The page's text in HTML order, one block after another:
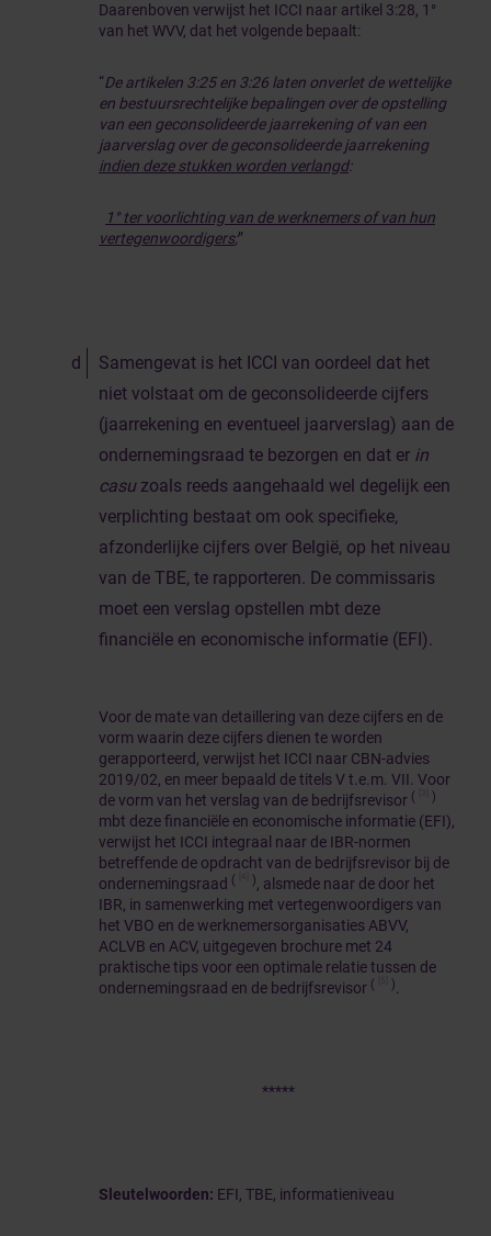
Daarenboven verwijst het ICCI naar artikel 3:28, 1°
van het WVV, dat het volgende bepaalt:
“De artikelen 3:25 en 3:26 laten onverlet de wettelijke
en bestuursrechtelijke bepalingen over de opstelling
van een geconsolideerde jaarrekening of van een
jaarverslag over de geconsolideerde jaarrekening
indien deze stukken worden verlangd:
1° ter voorlichting van de werknemers of van hun
vertegenwoordigers;”
Samengevat is het ICCI van oordeel dat het
niet volstaat om de geconsolideerde cijfers
(jaarrekening en eventueel jaarverslag) aan de
ondernemingsraad te bezorgen en dat er in
casuzoals reeds aangehaald wel degelijk een
verplichting bestaat om ook specifieke,
afzonderlijke cijfers over België, op het niveau
van de TBE, te rapporteren. De commissaris
moet een verslag opstellen mbt deze
financiële en economische informatie (EFI).
Voor de mate van detaillering van deze cijfers en de
vorm waarin deze cijfers dienen te worden
gerapporteerd, verwijst het ICCI naar CBN-advies
2019/02, en meer bepaald de titels V t.e.m. VII. Voor
de vorm van het verslag van de bedrijfsrevisor ( )
mbt deze financiële en economische informatie (EFI),
verwijst het ICCI integraal naar de IBR-normen
betreffende de opdracht van de bedrijfsrevisor bij de
ondernemingsraad ( ), alsmede naar de door het
IBR, in samenwerking met vertegenwoordigers van
het VBO en de werknemersorganisaties ABVV,
ACLVB en ACV, uitgegeven brochure met 24
praktische tips voor een optimale relatie tussen de
ondernemingsraad en de bedrijfsrevisor ( )
*****
Sleutelwoorden: EFI, TBE, informatieniveau